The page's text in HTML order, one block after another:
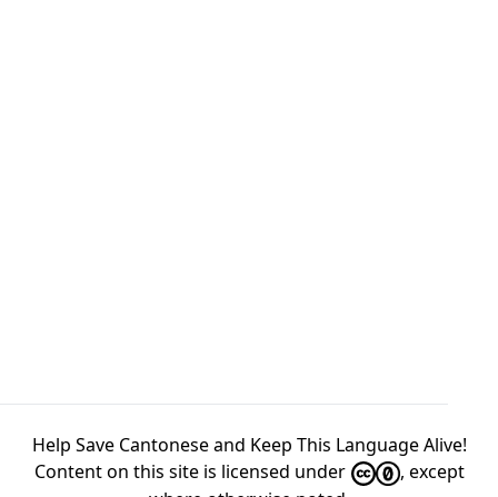
Help Save Cantonese and Keep This Language Alive!
Content on this site is licensed under
, except